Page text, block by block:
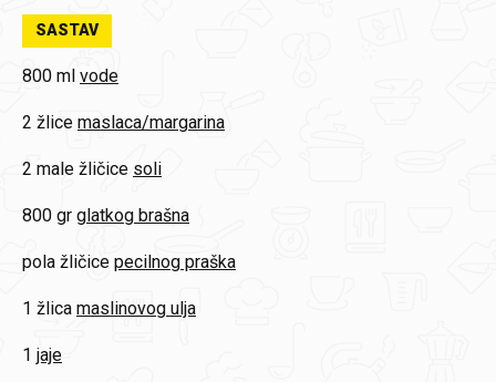
SASTAV
800 ml vode
2 žlice maslaca/margarina
2 male žličice soli
800 gr glatkog brašna
pola žličice pecilnog praška
1 žlica maslinovog ulja
1 jaje